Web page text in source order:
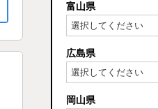
富山県
広島県
岡山県